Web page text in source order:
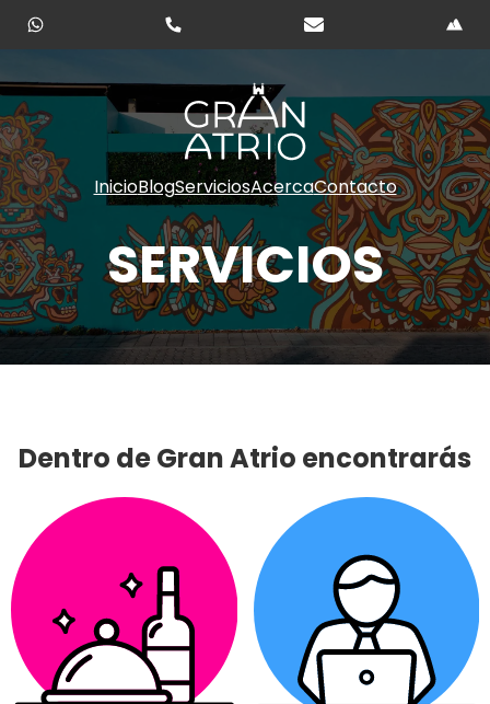
InicioBlogServiciosAcercaContacto
SERVICIOS
Dentro de Gran Atrio encontrarás